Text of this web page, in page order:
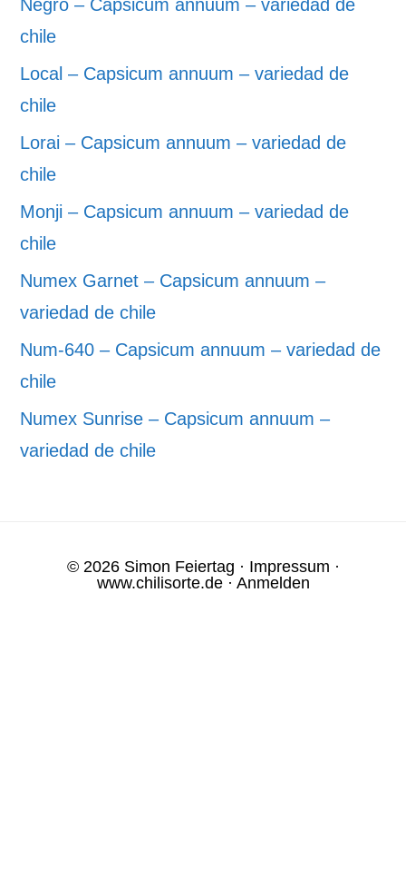
Negro – Capsicum annuum – variedad de
chile
Local – Capsicum annuum – variedad de
chile
Lorai – Capsicum annuum – variedad de
chile
Monji – Capsicum annuum – variedad de
chile
Numex Garnet – Capsicum annuum –
variedad de chile
Num-640 – Capsicum annuum – variedad de
chile
Numex Sunrise – Capsicum annuum –
variedad de chile
© 2026 Simon Feiertag · Impressum ·
www.chilisorte.de· Anmelden